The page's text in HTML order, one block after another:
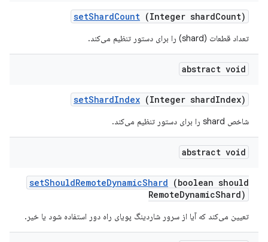
setShardCount (Integer shardCount)
تعداد قطعات (shard) را برای دستور تنظیم می‌کند.
abstract void
setShardIndex (Integer shardIndex)
شاخص shard را برای دستور تنظیم می‌کند.
abstract void
setShouldRemoteDynamicShard (boolean should
RemoteDynamicShard)
تعیین می‌کند که آیا از سرور شاردینگ پویای راه دور استفاده شود یا خیر.